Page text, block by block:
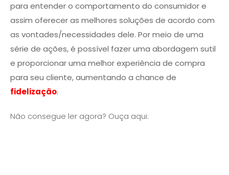
para entender o comportamento do consumidor e
assim oferecer as melhores soluções de acordo com
as vontades/necessidades dele. Por meio de uma
série de ações, é possível fazer uma abordagem sutil
e proporcionar uma melhor experiência de compra
para seu cliente, aumentando a chance de
fidelização.
Não consegue ler agora? Ouça aqui: